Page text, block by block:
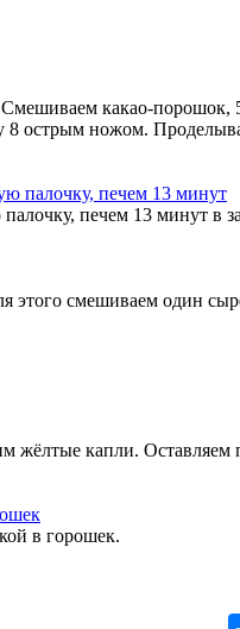
какао-порошок,
8 острым ножом.
печем 13 минут в
смешиваем один
жёлтые капли.
в горошек.